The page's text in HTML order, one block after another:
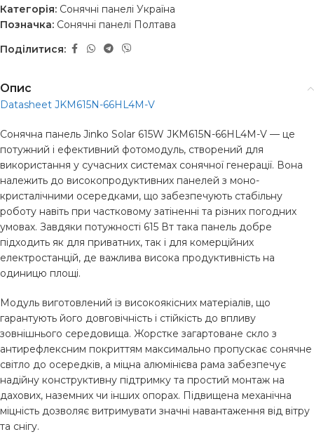
Категорія: Сонячні панелі Україна
Позначка: Сонячні панелі Полтава
Поділитися:
Опис
Datasheet JKM615N-66HL4M-V
Сонячна панель Jinko Solar 615W JKM615N-66HL4M-V — це
потужний і ефективний фотомодуль, створений для
використання у сучасних системах сонячної генерації. Вона
належить до високопродуктивних панелей з моно-
кристалічними осередками, що забезпечують стабільну
роботу навіть при частковому затіненні та різних погодних
умовах. Завдяки потужності 615 Вт така панель добре
підходить як для приватних, так і для комерційних
електростанцій, де важлива висока продуктивність на
одиницю площі.
Модуль виготовлений із високоякісних матеріалів, що
гарантують його довговічність і стійкість до впливу
зовнішнього середовища. Жорстке загартоване скло з
антирефлексним покриттям максимально пропускає сонячне
світло до осередків, а міцна алюмінієва рама забезпечує
надійну конструктивну підтримку та простий монтаж на
дахових, наземних чи інших опорах. Підвищена механічна
міцність дозволяє витримувати значні навантаження від вітру
та снігу.